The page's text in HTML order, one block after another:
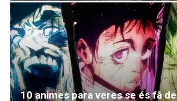
10 animes para veres se és fã de